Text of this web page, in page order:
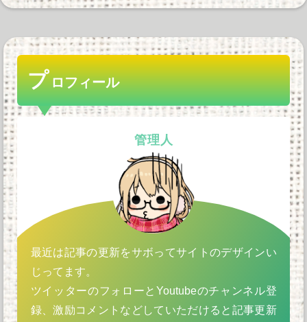
プロフィール
管理人
最近は記事の更新をサボってサイトのデザインい
じってます。
ツイッターのフォローとYoutubeのチャンネル登
録、激励コメントなどしていただけると記事更新